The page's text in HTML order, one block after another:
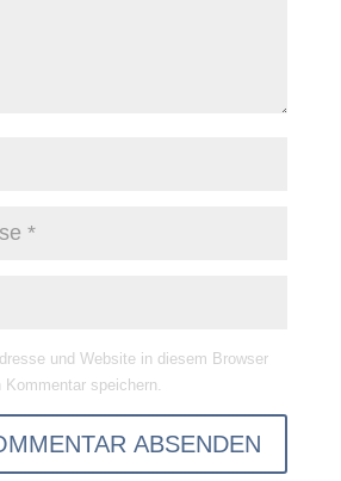
und Website in diesem Browser
speichern.